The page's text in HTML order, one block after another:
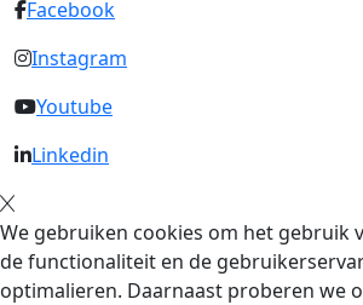
Facebook
Instagram
Youtube
Linkedin
We gebruiken cookies om het gebruik
de functionaliteit en de
optimalieren. Daarnaast proberen we